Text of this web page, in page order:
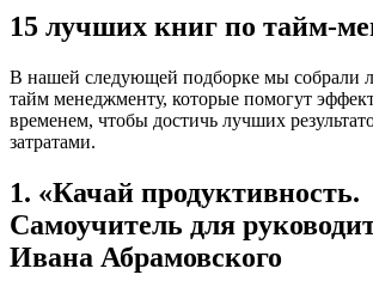
15 лучших книг по тайм-
В нашей следующей подборке мы собрали
тайм менеджменту, которые помогут
временем, чтобы достичь лучших
затратами.
1. «Качай продуктивность.
Самоучитель для
Ивана Абрамовского